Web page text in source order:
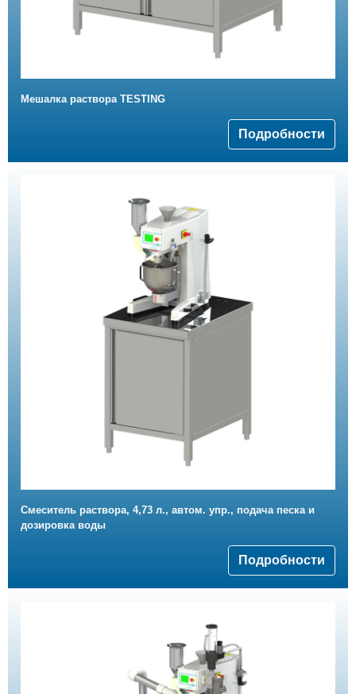
Мешалка раствора TESTING
Подробности
Смеситель раствора, 4,73 л., автом. упр., подача песка и
дозировка воды
Подробности